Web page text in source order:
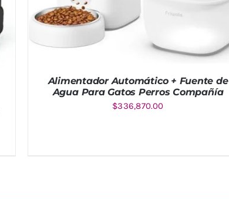
Alimentador Automático + Fuente de
Agua Para Gatos Perros Compañía
$336,870.00